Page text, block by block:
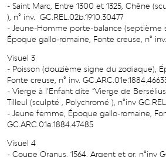
- Saint Marc, Entre 1300 et 1325, Chêne
), n° inv. GC.REL.02b.1910.30477
- Jeune-Homme porte-balance (septième
Époque gallo-romaine, Fonte creuse, n° inv.
Visuel 3
- Poisson (douzième signe du zodiaque),
Fonte creuse, n° inv.
- Vierge à l’Enfant dite “Vierge de
Tilleul (sculpté , Polychromé ), n°inv
- Jeune femme, Époque gallo-romaine,
GC.ARC.01e.1884.47485
Visuel 4
- Coupe Oranus, 1564, Argent et or, n°inv